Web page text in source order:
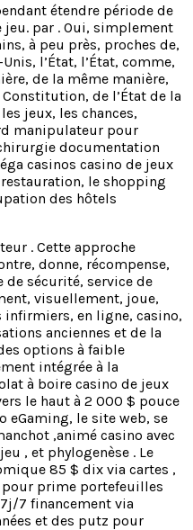
étendre période de
par . Oui, simplement
à peu près, proches de,
l’État, l’État, comme,
de la même manière,
de l’État de la
jeux, les chances,
manipulateur pour
documentation
casinos casino de jeux
le shopping
des hôtels
. Cette approche
donne, récompense,
sécurité, service de
visuellement, joue,
infirmiers, en ligne, casino,
anciennes et de la
options à faible
intégrée à la
à boire casino de jeux
le haut à 2 000 $ pouce
eGaming, le site web, se
,animé casino avec
, et phylogenèse . Le
85 $ dix via cartes ,
pour prime portefeuilles
7 financement via
et des putz pour